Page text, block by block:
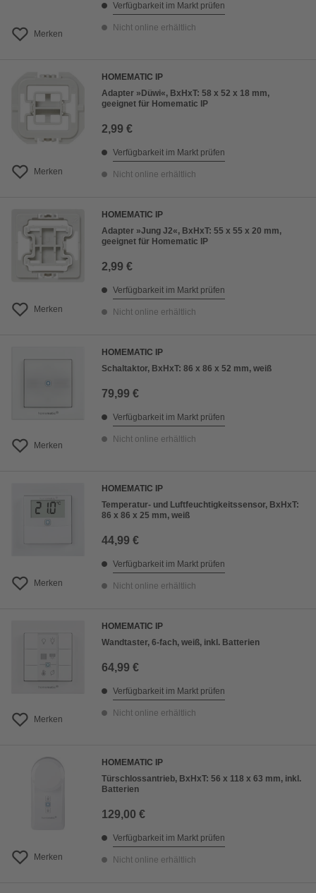
Merken
Verfügbarkeit im Markt prüfen
Nicht online erhältlich
Merken
HOMEMATIC IP
Adapter »Düwi«, BxHxT: 58 x 52 x 18 mm,
geeignet für Homematic IP
2,99 €
Verfügbarkeit im Markt prüfen
Nicht online erhältlich
Merken
HOMEMATIC IP
Adapter »Jung J2«, BxHxT: 55 x 55 x 20 mm,
geeignet für Homematic IP
2,99 €
Verfügbarkeit im Markt prüfen
Nicht online erhältlich
Merken
HOMEMATIC IP
Schaltaktor, BxHxT: 86 x 86 x 52 mm, weiß
79,99 €
Verfügbarkeit im Markt prüfen
Nicht online erhältlich
Merken
HOMEMATIC IP
Temperatur- und Luftfeuchtigkeitssensor, BxHxT:
86 x 86 x 25 mm, weiß
44,99 €
Verfügbarkeit im Markt prüfen
Nicht online erhältlich
Merken
HOMEMATIC IP
Wandtaster, 6-fach, weiß, inkl. Batterien
64,99 €
Verfügbarkeit im Markt prüfen
Nicht online erhältlich
Merken
HOMEMATIC IP
Türschlossantrieb, BxHxT: 56 x 118 x 63 mm, inkl.
Batterien
129,00 €
Verfügbarkeit im Markt prüfen
Nicht online erhältlich